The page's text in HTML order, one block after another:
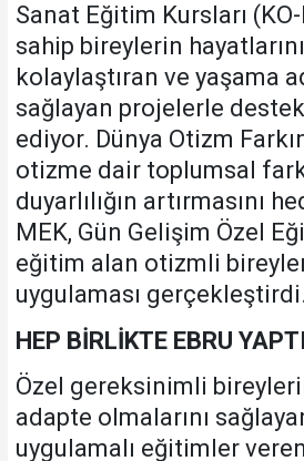
Sanat Eğitim Kursları
sahip bireylerin
kolaylaştıran ve yaşama
sağlayan projelerle
ediyor. Dünya Otizm
otizme dair toplumsal
duyarlılığın artırmasını
MEK, Gün Gelişim Özel
eğitim alan otizmli
uygulaması gerçekleştirdi.
HEP BİRLİKTE EBRU
Özel gereksinimli
adapte olmalarını
uygulamalı eğitimler